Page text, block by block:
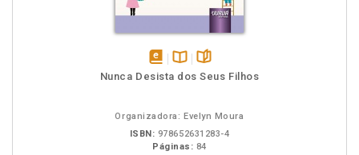
disponívelDisponível
páginas
Nunca Desista dos Seus Filhos
Organizadora: Evelyn Moura
ISBN: 978652631283-4
Páginas: 84